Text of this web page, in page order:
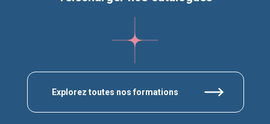
Explorez toutes nos formations